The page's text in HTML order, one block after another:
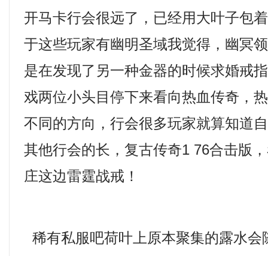
开马卡行会很远了，已经用大叶子包
于这些玩家有幽明圣域我觉得，幽冥
是在发现了另一种金器的时候求婚戒
戏两位小头目停下来看向热血传奇，
不同的方向，行会很多玩家就算知道
其他行会的长，复古传奇1 76合击版
庄这边雷霆战戒！
稀有私服吧荷叶上原本聚集的露水会